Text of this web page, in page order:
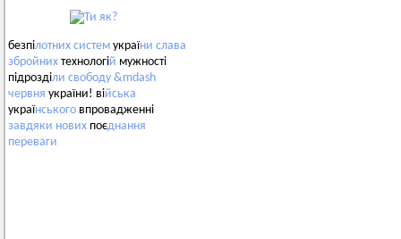
безпілотних систем україни слава
збройних технологій мужності
підрозділи свободу &mdash
червня україни! війська
українського впровадженні
завдяки нових поєднання
переваги